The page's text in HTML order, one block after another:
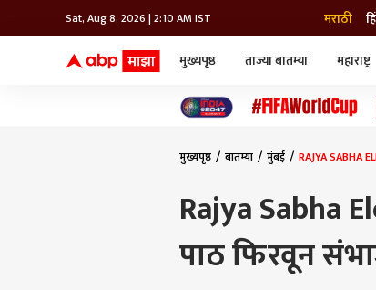
Sat, Aug 8, 2026 | 2:10 AM IST मराठी
मुख्यपृष्ठ ताज्या बातम्या महाराष्ट्र
मुख्यपृष्ठ बातम्या मुंबई RAJYA SABHA
Rajya Sabha
पाठ फिरवून